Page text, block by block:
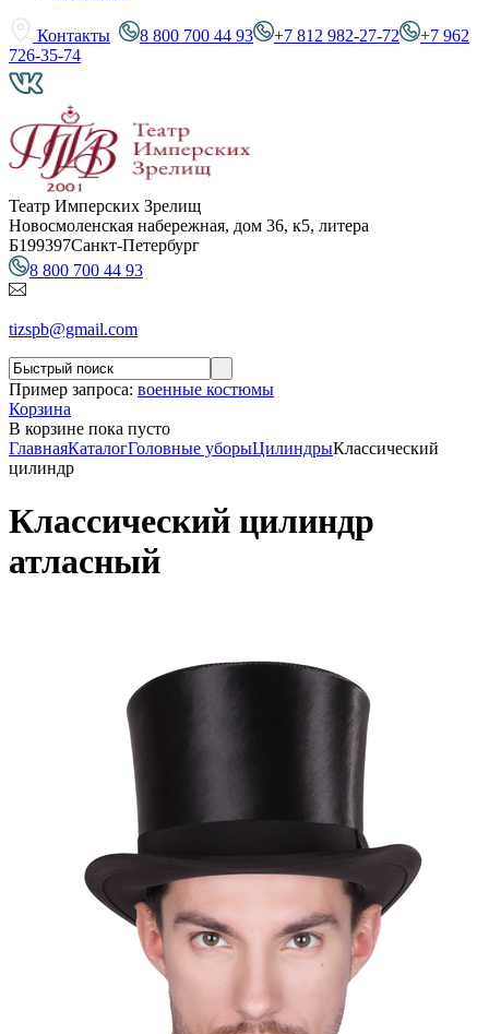
Контакты 8 800 700 44 93 +7 812 982-27-72
+7 962
726-35-74
Театр Имперских Зрелищ
Новосмоленская набережная, дом 36, к5, литера
Б199397Санкт-Петербург
8 800 700 44 93
tizspb@gmail.com
Пример запроса: военные костюмы
Корзина
В корзине пока пусто
ГлавнаяКаталогГоловные уборыЦилиндрыКлассический
цилиндр
Классический цилиндр
атласный